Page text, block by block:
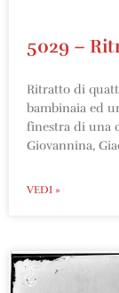
5029 –
Ritratto di
bambinaia ed
finestra di una
Giovannina,
VEDI »